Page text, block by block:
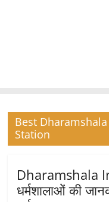
Best
Station
Dharamshala
धर्मशालाओं की